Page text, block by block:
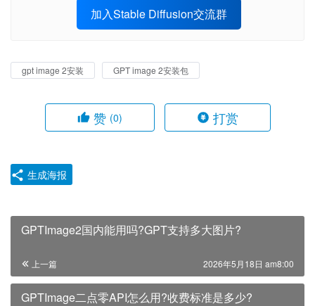
加入Stable Diffusion交流群
gpt image 2安装 GPT image 2安装包
赞 (0) 打赏
生成海报
GPTImage2国内能用吗?GPT支持多大图片?
上一篇 2026年5月18日 am8:00
GPTImage二点零API怎么用?收费标准是多少?